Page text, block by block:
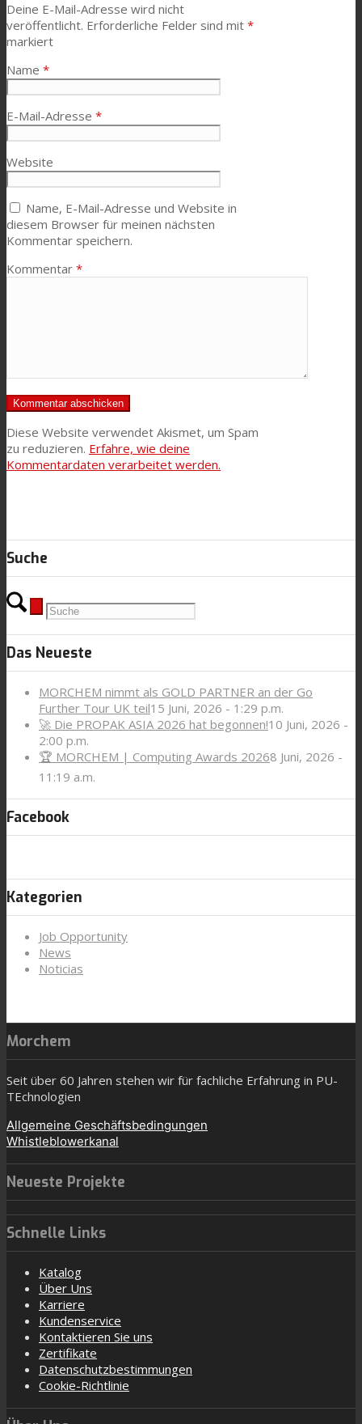
Kontaktieren Sie uns
Suche
Menü
Deine E-Mail-Adresse wird nicht
veröffentlicht. Erforderliche Felder sind mit *
markiert
Name *
E-Mail-Adresse *
Website
Name, E-Mail-Adresse und Website in
diesem Browser für meinen nächsten
Kommentar speichern.
Kommentar *
Diese Website verwendet Akismet, um Spam
zu reduzieren. Erfahre, wie deine
Kommentardaten verarbeitet werden.
Suche
Das Neueste
MORCHEM nimmt als GOLD PARTNER an der Go
Further Tour UK teil15 Juni, 2026 - 1:29 p.m.
🚀 Die PROPAK ASIA 2026 hat begonnen!10 Juni, 2026 -
2:00 p.m.
🏆 MORCHEM | Computing Awards 20268 Juni, 2026 -
11:19 a.m.
Facebook
Kategorien
Job Opportunity
News
Noticias
Morchem
Seit über 60 Jahren stehen wir für fachliche Erfahrung in PU-
TEchnologien
Allgemeine Geschäftsbedingungen
Whistleblowerkanal
Neueste Projekte
Schnelle Links
Katalog
Über Uns
Karriere
Kundenservice
Kontaktieren Sie uns
Zertifikate
Datenschutzbestimmungen
Cookie-Richtlinie